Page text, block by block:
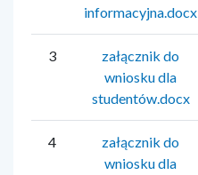
informacyjna.docx
3
załącznik do
wniosku dla
studentów.docx
4
załącznik do
wniosku dla